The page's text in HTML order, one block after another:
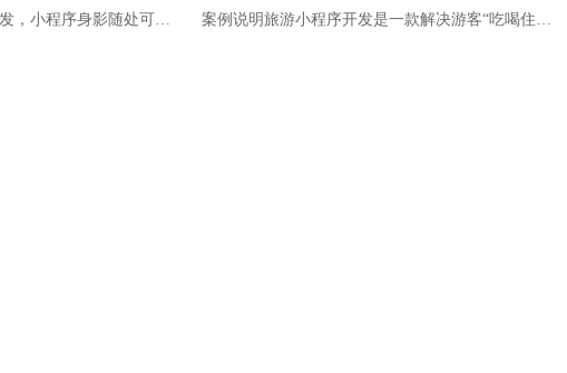
，小程序身影随处可
案例说明旅游小程序开发是一款解决游客“吃喝住行